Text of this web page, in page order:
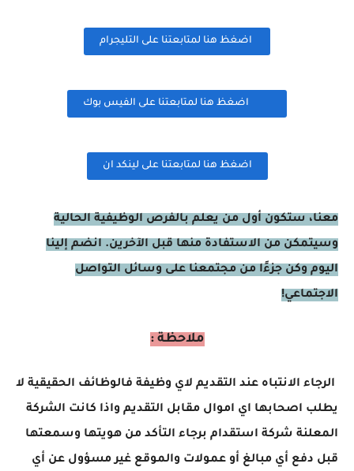
اضغظ هنا لمتابعتنا على التليجرام
اضغظ هنا لمتابعتنا على الفيس بوك
اضغظ هنا لمتابعتنا على لينكد ان
معنا، ستكون أول من يعلم بالفرص الوظيفية الحالية
وسيتمكن من الاستفادة منها قبل الآخرين. انضم إلينا
اليوم وكن جزءًا من مجتمعنا على وسائل التواصل
الاجتماعي!
ملاحظة :
الرجاء الانتباه عند التقديم لاي وظيفة فالوظائف الحقيقية لا
يطلب اصحابها اي اموال مقابل التقديم واذا كانت الشركة
المعلنة شركة استقدام برجاء التأكد من هويتها وسمعتها
قبل دفع أي مبالغ أو عمولات والموقع غير مسؤول عن أي